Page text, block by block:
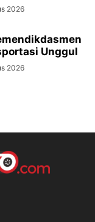
2026
Unggul
2026